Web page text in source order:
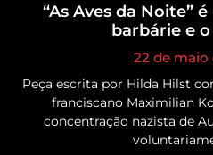
“As Aves da Noite”
barbárie e
22 de maio
Peça escrita por Hilda Hilst
franciscano Maximilian
concentração nazista de